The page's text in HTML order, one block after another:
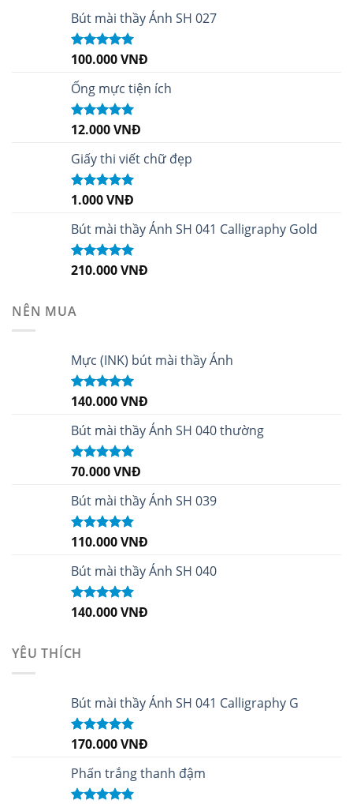
Bút mài thầy Ánh SH 027
Được xếp
sao
100.000VNĐ
Ống mực tiện ích
Được xếp
sao
12.000VNĐ
Giấy thi viết chữ đẹp
Được xếp
sao
1.000VNĐ
Bút mài thầy Ánh SH 041 Calligraphy Gold
Được xếp
210.000VNĐ
NÊN MUA
Mực (INK) bút mài thầy Ánh
Được xếp
sao
140.000VNĐ
Bút mài thầy Ánh SH 040 thường
Được xếp
sao
70.000VNĐ
Bút mài thầy Ánh SH 039
Được xếp
sao
110.000VNĐ
Bút mài thầy Ánh SH 040
Được xếp
140.000VNĐ
YÊU THÍCH
Bút mài thầy Ánh SH 041 Calligraphy G
Được xếp
sao
170.000VNĐ
Phấn trắng thanh đậm